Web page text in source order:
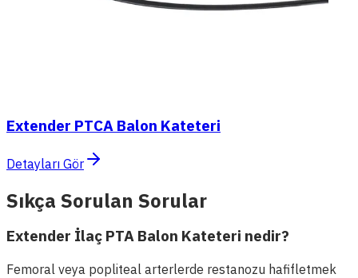
Extender PTCA Balon Kateteri
Detayları Gör
Sıkça Sorulan Sorular
Extender İlaç PTA Balon Kateteri nedir?
Femoral veya popliteal arterlerde restanozu hafifletmek